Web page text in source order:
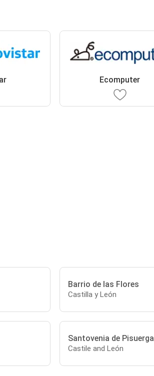
Ecomputer
Barrio de las Flores
Castilla y León
Santovenia de Pisuerga
Castile and León